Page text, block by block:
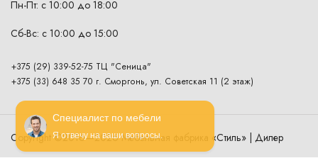
Специалист по мебели
Я отвечу на ваши вопросы.
Пн-Пт: с 10:00 до 18:00
Сб-Вс: с 10:00 до 15:00
+375 (29) 339-52-75 ТЦ "Сеница"
+375 (33) 648 35 70 г. Сморгонь, ул. Советская 11 (2 этаж)
Copyright ©2016—2026 Мебельная фабрика «Стиль» | Дилер